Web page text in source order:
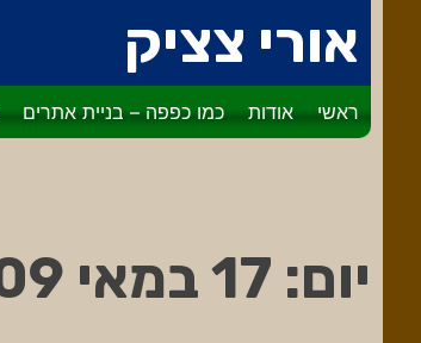
לתוכן
אורי צציק
ראשי אודות כמו כפפה – בניית אתרים
יום: 17 במאי 2009